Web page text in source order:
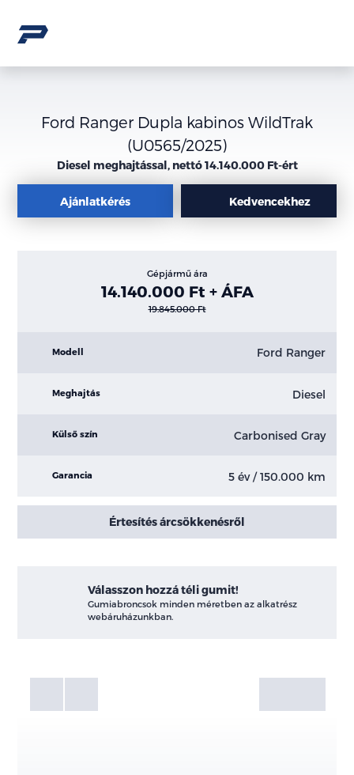
Ford Ranger Dupla kabinos WildTrak
(U0565/2025)
Diesel meghajtással, nettó 14.140.000 Ft-ért
Ajánlatkérés Kedvencekhez
Gépjármű ára
14.140.000 Ft + ÁFA
19.845.000 Ft
Modell Ford Ranger
Meghajtás Diesel
Külső szín Carbonised Gray
Garancia 5 év / 150.000 km
Értesítés árcsökkenésről
Válasszon hozzá téli gumit!
Gumiabroncsok minden méretben az alkatrész
webáruházunkban.
Galéria